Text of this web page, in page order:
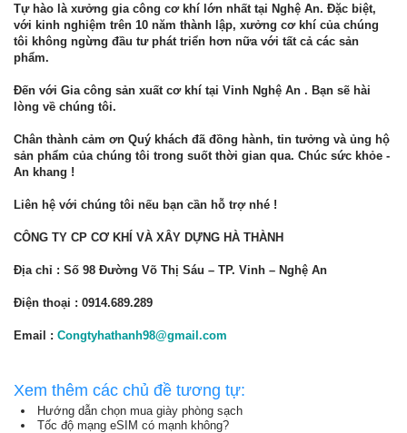
Tự hào là xưởng gia công cơ khí lớn nhất tại Nghệ An. Đặc biệt,
với kinh nghiệm trên 10 năm thành lập, xưởng cơ khí của chúng
tôi không ngừng đầu tư phát triển hơn nữa với tất cả các sản
phẩm.
Đến với Gia công sản xuất cơ khí tại Vinh Nghệ An . Bạn sẽ hài
lòng về chúng tôi.
Chân thành cảm ơn Quý khách đã đồng hành, tin tưởng và ủng hộ
sản phẩm của chúng tôi trong suốt thời gian qua. Chúc sức khỏe -
An khang !
Liên hệ với chúng tôi nếu bạn cần hỗ trợ nhé !
CÔNG TY CP CƠ KHÍ VÀ XÂY DỰNG HÀ THÀNH
Địa chỉ : Số 98 Đường Võ Thị Sáu – TP. Vinh – Nghệ An
Điện thoại : 0914.689.289
Email : Congtyhathanh98@gmail.com
Xem thêm các chủ đề tương tự:
Hướng dẫn chọn mua giày phòng sạch
Tốc độ mạng eSIM có mạnh không?